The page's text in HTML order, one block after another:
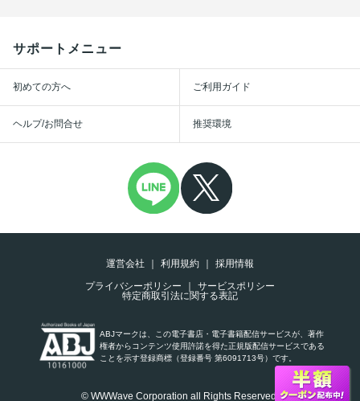
サポートメニュー
初めての方へ ご利用ガイド
ヘルプ/お問合せ 推奨環境
運営会社 利用規約
採用情報
プライバシーポリシー
サービスポリシー
特定商取引法に関する表記
ABJマークは、この電子書店・電子書籍配信サービスが、著作
権者からコンテンツ使用許諾を得た正規版配信サービスである
ことを示す登録商標（登録番号 第6091713号）です。
© WWWave Corporation all Rights Reserved.